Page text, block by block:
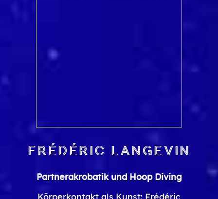
Frédéric Langevin
Partnerakrobatik und Hoop Diving